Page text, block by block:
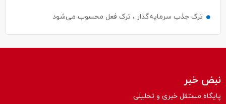
ترک جذب سرمایه‌گذار ، ترک فعل محسوب می‌شود
نبض خبر
پایگاه مستقل خبری و تحلیلی